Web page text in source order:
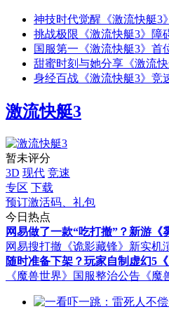
神技时代觉醒《激流快艇3
挑战极限《激流快艇3》障
国服第一《激流快艇3》首
甜蜜时刻与她分享《激流
身经百战《激流快艇3》竞
激流快艇3
暂未评分
3D 现代 竞速
专区 下载
预订激活码、礼包
今日热点
网易做了一款“吃打撤”？新游《
网易搜打撤《诡影藏锋》新实机
随时准备下架？玩家自制虚幻5
《魔兽世界》国服整治公告 《